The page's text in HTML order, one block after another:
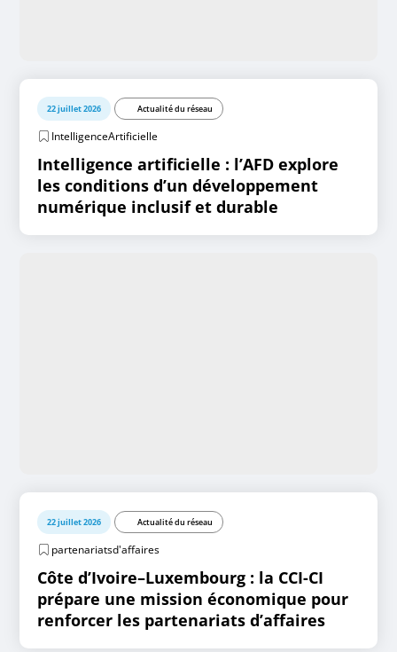
22 juillet 2026 Actualité du réseau
IntelligenceArtificielle
Intelligence artificielle : l’AFD explore
les conditions d’un développement
numérique inclusif et durable
22 juillet 2026 Actualité du réseau
partenariatsd'affaires
Côte d’Ivoire–Luxembourg : la CCI-CI
prépare une mission économique pour
renforcer les partenariats d’affaires